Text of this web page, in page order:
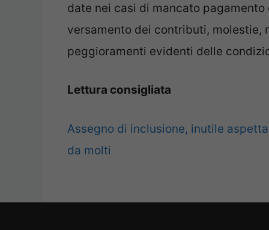
date nei casi di mancato
versamento dei contributi, molestie,
peggioramenti evidenti delle
Lettura consigliata
Assegno di inclusione, inutile
da molti